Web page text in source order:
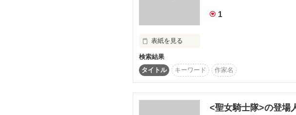
1
表紙を見る
Biack Loadに
出てくる様々な
検索結果
タイトル
キーワード 作家名
<聖女騎士隊>の登場